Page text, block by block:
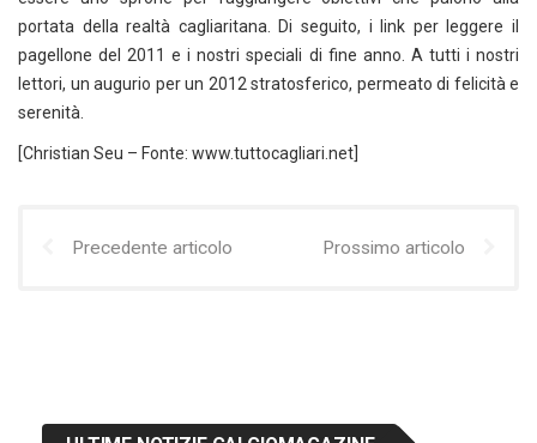
portata della realtà cagliaritana. Di seguito, i link per leggere il
pagellone del 2011 e i nostri speciali di fine anno. A tutti i nostri
lettori, un augurio per un 2012 stratosferico, permeato di felicità e
serenità.
[Christian Seu – Fonte: www.tuttocagliari.net]
Precedente articolo Prossimo articolo